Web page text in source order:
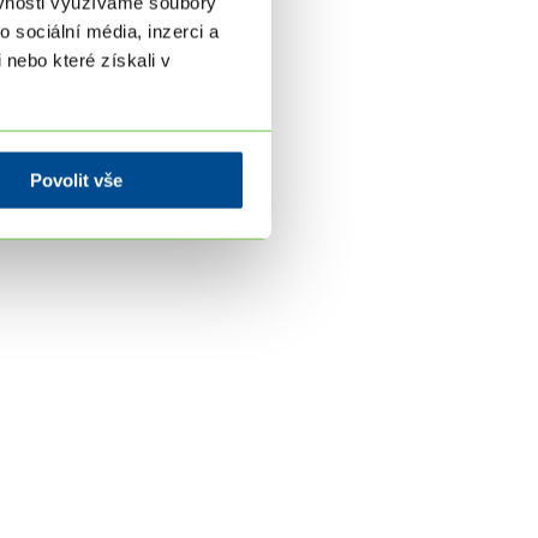
sociální média, inzerci a
nebo které získali v
Povolit vše